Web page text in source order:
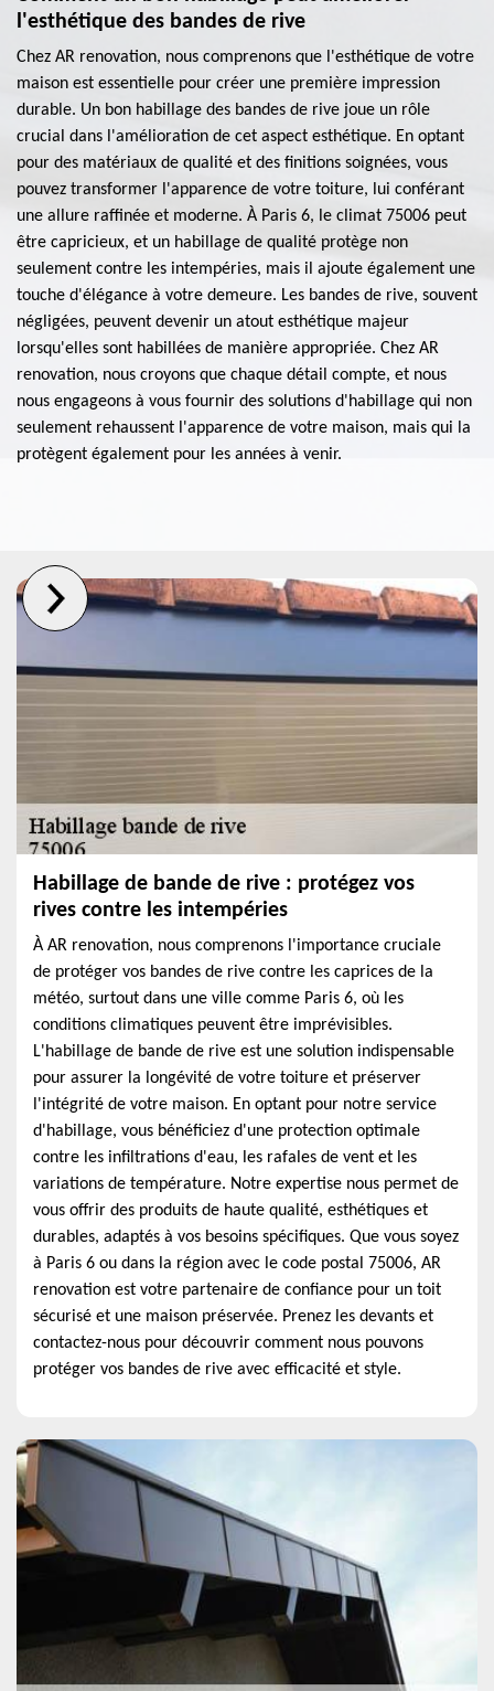
l'esthétique des bandes de rive
Chez AR renovation, nous comprenons que l'esthétique de votre
maison est essentielle pour créer une première impression
durable. Un bon habillage des bandes de rive joue un rôle
crucial dans l'amélioration de cet aspect esthétique. En optant
pour des matériaux de qualité et des finitions soignées, vous
pouvez transformer l'apparence de votre toiture, lui conférant
une allure raffinée et moderne. À Paris 6, le climat 75006 peut
être capricieux, et un habillage de qualité protège non
seulement contre les intempéries, mais il ajoute également une
touche d'élégance à votre demeure. Les bandes de rive, souvent
négligées, peuvent devenir un atout esthétique majeur
lorsqu'elles sont habillées de manière appropriée. Chez AR
renovation, nous croyons que chaque détail compte, et nous
nous engageons à vous fournir des solutions d'habillage qui non
seulement rehaussent l'apparence de votre maison, mais qui la
protègent également pour les années à venir.
Habillage de bande de rive : protégez vos
rives contre les intempéries
À AR renovation, nous comprenons l'importance cruciale
de protéger vos bandes de rive contre les caprices de la
météo, surtout dans une ville comme Paris 6, où les
conditions climatiques peuvent être imprévisibles.
L'habillage de bande de rive est une solution indispensable
pour assurer la longévité de votre toiture et préserver
l'intégrité de votre maison. En optant pour notre service
d'habillage, vous bénéficiez d'une protection optimale
contre les infiltrations d'eau, les rafales de vent et les
variations de température. Notre expertise nous permet de
vous offrir des produits de haute qualité, esthétiques et
durables, adaptés à vos besoins spécifiques. Que vous soyez
à Paris 6 ou dans la région avec le code postal 75006, AR
renovation est votre partenaire de confiance pour un toit
sécurisé et une maison préservée. Prenez les devants et
contactez-nous pour découvrir comment nous pouvons
protéger vos bandes de rive avec efficacité et style.